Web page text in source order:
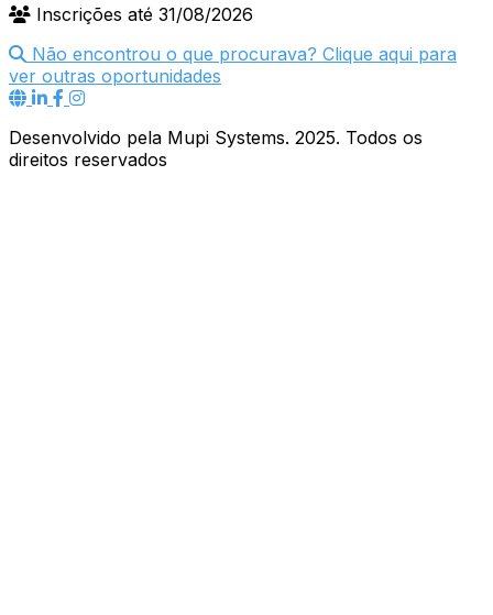
Inscrições até 31/08/2026
Não encontrou o que procurava? Clique aqui para
ver outras oportunidades
Desenvolvido pela Mupi Systems. 2025. Todos os
direitos reservados